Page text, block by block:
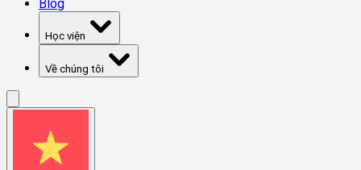
Blog
Học viện
Về chúng tôi